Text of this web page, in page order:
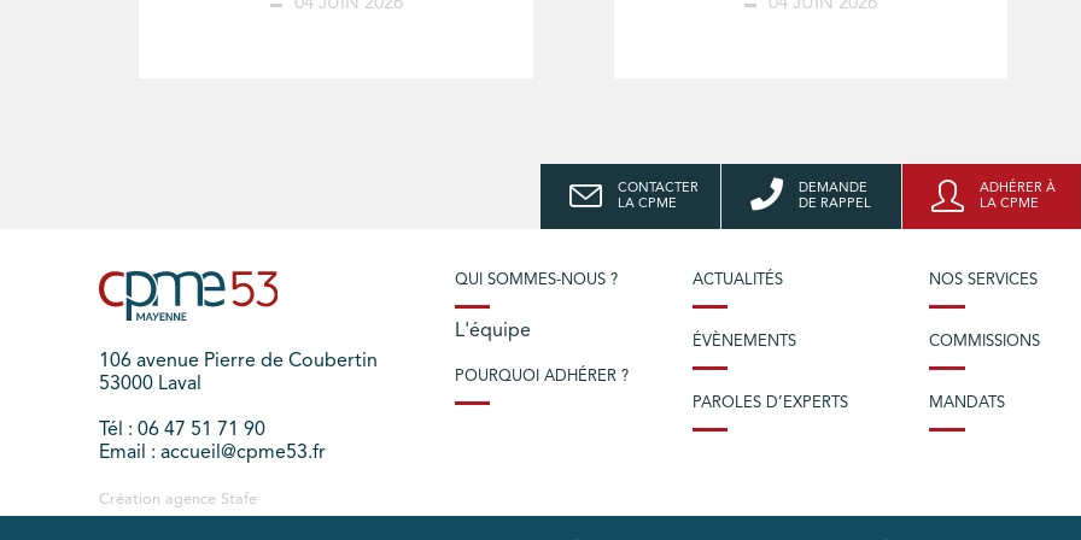
04 JUIN 2026 04 JUIN 2026
CONTACTER
LA CPME
DEMANDE
DE RAPPEL
ADHÉRER À
LA CPME
106 avenue Pierre de Coubertin
53000 Laval
Tél : 06 47 51 71 90
Email : accueil@cpme53.fr
Création agence Stafe
QUI SOMMES-NOUS ?
L'équipe
POURQUOI ADHÉRER ?
ACTUALITÉS
ÉVÈNEMENTS
PAROLES D’EXPERTS
NOS SERVICES
COMMISSIONS
MANDATS